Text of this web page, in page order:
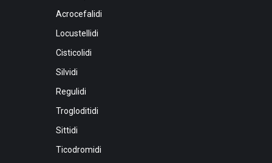
Acrocefalidi
Locustellidi
Cisticolidi
Silvidi
Regulidi
Trogloditidi
Sittidi
Ticodromidi